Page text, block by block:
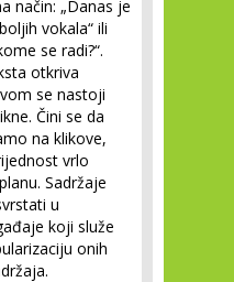
način: „Danas je
vokala“ ili
se radi?“.
otkriva
se nastoji
Čini se da
na klikove,
vrlo
Sadržaje
u
koji služe
onih